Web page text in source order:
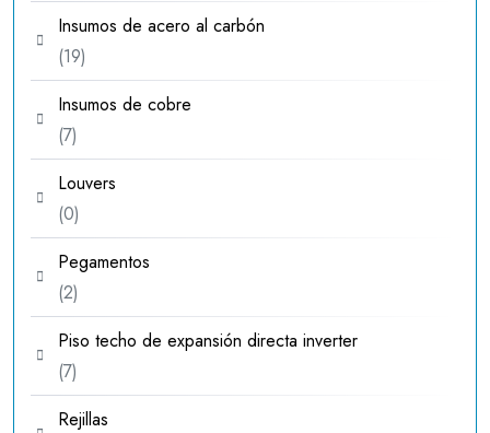
productos
Insumos de acero al carbón
1919
productos
Insumos de cobre
77
productos
Louvers
00
productos
Pegamentos
22
productos
Piso techo de expansión directa inverter
77
productos
Rejillas